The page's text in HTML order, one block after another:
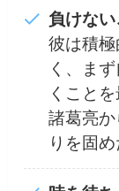
負けな
彼は積
く、ま
くこと
諸葛亮
りを固